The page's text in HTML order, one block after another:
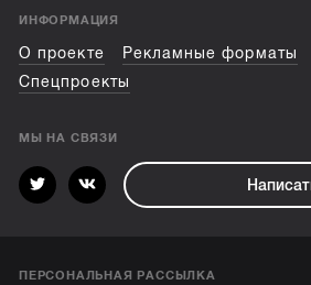
ИНФОРМАЦИЯ
О проекте Рекламные форматы
Спецпроекты
МЫ НА СВЯЗИ
ПЕРСОНАЛЬНАЯ РАССЫЛКА